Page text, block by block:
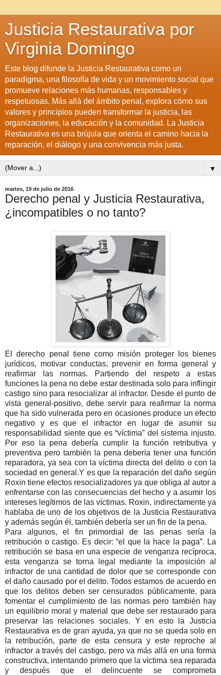
Justicia Restaurativa por
Virginia Domingo
Este blog difunde la Justicia Restaurativa como un
paradigma, una filosofía de vida y un movimiento social que
promueve relaciones más humanas, responsables y
respetuosas. Más allá del ámbito penal, explora cómo sus
valores y principios pueden transformar la justicia, las
organizaciones, la educación y la comunidad. La Justicia
Restaurativa es una brújula que orienta el camino hacia la
reparación, el diálogo y una convivencia más justa.
▼
martes, 19 de julio de 2016
Derecho penal y Justicia Restaurativa,
¿incompatibles o no tanto?
El derecho penal tiene como misión proteger los bienes
jurídicos, motivar conductas, prevenir en forma general y
reafirmar las normas. Partiendo del respeto a estas
funciones la pena no debe estar destinada solo para inflingir
castigo sino para resocializar al infractor. Desde el punto de
vista general-positivo, debe servir para reafirmar la norma
que ha sido vulnerada pero en ocasiones produce un efecto
negativo y es que el infractor en lugar de asumir su
responsabilidad siente que es “víctima” del sistema injusto.
Por eso la pena debería cumplir la función retributiva y
preventiva pero también la pena debería tener una función
reparadora, ya sea con la víctima directa del delito o con la
sociedad en general.Y es que la reparación del daño según
Roxin tiene efectos resocializadores ya que obliga al autor a
enfrentarse con las consecuencias del hecho y a asumir los
intereses legítimos de las víctimas. Roxin, indirectamente ya
hablaba de uno de los objetivos de la Justicia Restaurativa
y además según él, también debería ser un fin de la pena.
Para algunos, el fin primordial de las penas sería la
retribución o castigo. Es decir: “el que la hace la paga”. La
retribución se basa en una especie de venganza recíproca,
esta venganza se torna legal mediante la imposición al
infractor de una cantidad de dolor que se corresponde con
el daño causado por el delito. Todos estamos de acuerdo en
que los delitos deben ser censurados públicamente, para
fomentar el cumplimiento de las normas pero también hay
un equilibrio moral y material que debe ser restaurado para
preservar las relaciones sociales. Y en esto la Justicia
Restaurativa es de gran ayuda, ya que no se queda solo en
la retribución, parte de esta censura y este reproche al
infractor a través del castigo, pero va más allá en una forma
constructiva, intentando primero que la víctima sea reparada
y después que el delincuente se comprometa